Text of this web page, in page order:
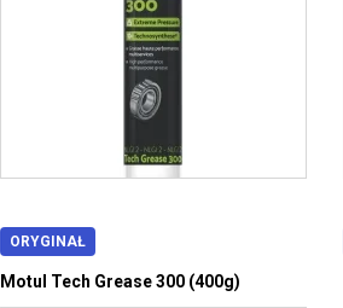
ORYGINAŁ
Motul Tech Grease 300 (400g)